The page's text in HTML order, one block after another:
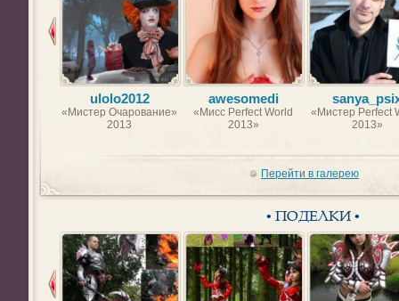
ulolo2012
«Мистер Очарование»
2013
awesomedi
«Мисс Perfect World
2013»
«Мистер Perfect
2013»
Перейти в галерею
• ПОДЕЛКИ •